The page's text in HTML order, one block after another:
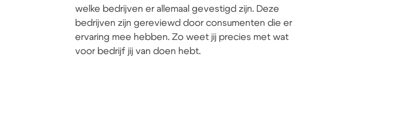
welke bedrijven er allemaal gevestigd zijn. Deze
bedrijven zijn gereviewd door consumenten die er
ervaring mee hebben. Zo weet jij precies met wat
voor bedrijf jij van doen hebt.